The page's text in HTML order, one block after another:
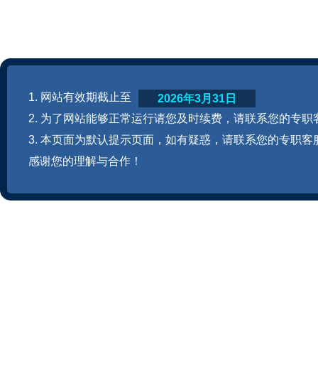
1. 网站有效期截止至
2. 为了网站能够正常运行请您及时续费，请联系您的专职
3. 本页面为默认提示页面，如有疑惑，请联系您的专职客
感谢您的理解与合作！
2026年3月31日